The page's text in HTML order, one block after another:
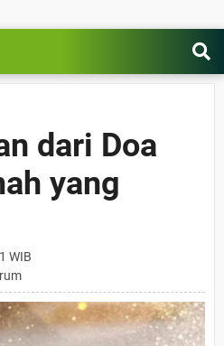
dari Doa
yang
WIB